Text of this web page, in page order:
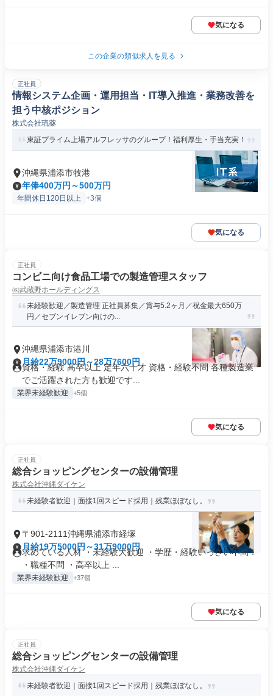
気になる
この企業の類似求人を見る
正社員
情報システム企画・運用担当・IT導入推進・業務改善を
担う中核ポジション
株式会社琉薬
東証プライム上場アルフレッサのグループ！福利厚生・手当充実！
沖縄県浦添市牧港
年俸400万円～500万円
年間休日120日以上 +3個
気になる
正社員
コンビニ向け食品工場での製造管理スタッフ
㈱武蔵野ホールディングス
未経験歓迎／製造管理 正社員募集／賞与5.2ヶ月／祝金最大650万
円／セブンイレブン向けの...
沖縄県浦添市港川
月給22万9000円～28万7600円
資格・経験 高卒以上 定年六十才 資格・経験不問 各種製造業
でご活躍された方も歓迎です...
業界未経験歓迎 +5個
気になる
正社員
総合ショッピングセンターの設備管理
株式会社沖縄ダイケン
未経験者歓迎｜面接1回スピード採用｜残業ほぼなし。
〒901-2111沖縄県浦添市経塚
月給19万5000円～31万9000円
求めている人材 ・未経験大歓迎 ・学歴・経験いっさい不問！
・職種不問 ・高卒以上 ...
業界未経験歓迎 +37個
気になる
正社員
総合ショッピングセンターの設備管理
株式会社沖縄ダイケン
未経験者歓迎｜面接1回スピード採用｜残業ほぼなし。